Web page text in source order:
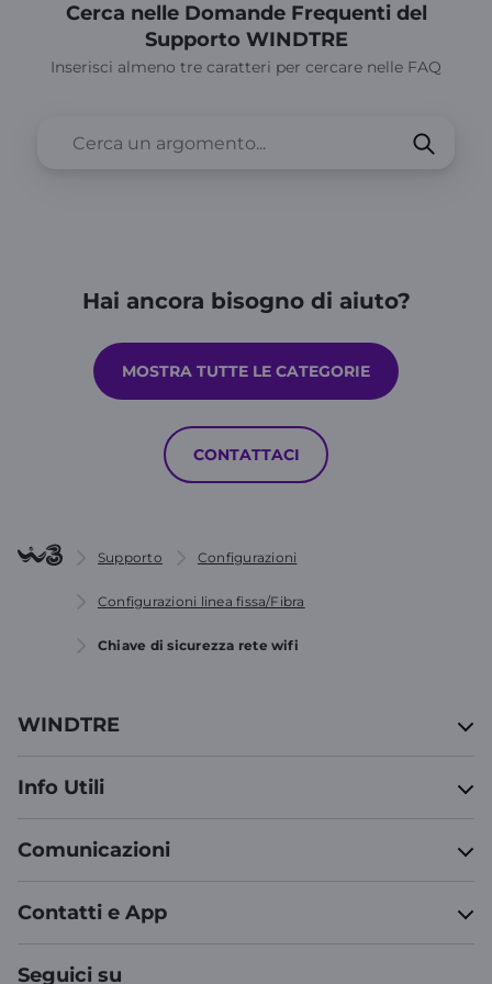
Cerca nelle Domande Frequenti del
Supporto WINDTRE
Inserisci almeno tre caratteri per cercare nelle FAQ
Hai ancora bisogno di aiuto?
MOSTRA TUTTE LE CATEGORIE
CONTATTACI
Supporto Configurazioni
Configurazioni linea fissa/Fibra
Chiave di sicurezza rete wifi
WINDTRE
Info Utili
Comunicazioni
Contatti e App
Seguici su